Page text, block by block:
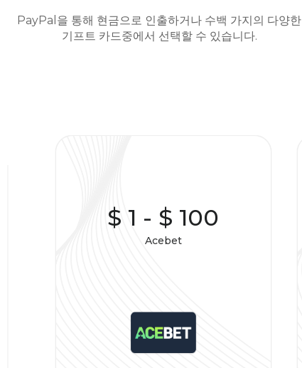
PayPal을 통해 현금으로 인출하거나 수백 가지의 다양한
기프트 카드중에서 선택할 수 있습니다.
$ 1 - $ 100
Acebet